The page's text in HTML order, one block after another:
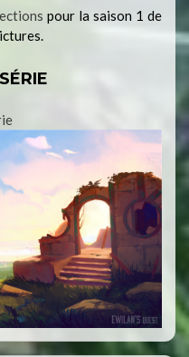
pour la saison 1 de